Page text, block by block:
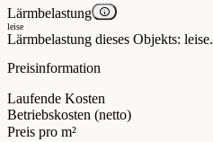
Lärmbelastung
leise
Lärmbelastung dieses Objekts: leise.
Preisinformation
Laufende Kosten
Betriebskosten (netto)
Preis pro m²